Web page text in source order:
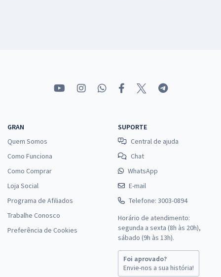
GRAN
Quem Somos
Como Funciona
Como Comprar
Loja Social
Programa de Afiliados
Trabalhe Conosco
Preferência de Cookies
SUPORTE
Central de ajuda
Chat
WhatsApp
E-mail
Telefone: 3003-0894
Horário de atendimento:
segunda a sexta (8h às 20h),
sábado (9h às 13h).
Foi aprovado?
Envie-nos a sua história!